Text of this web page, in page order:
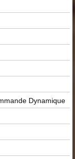
Dynamique